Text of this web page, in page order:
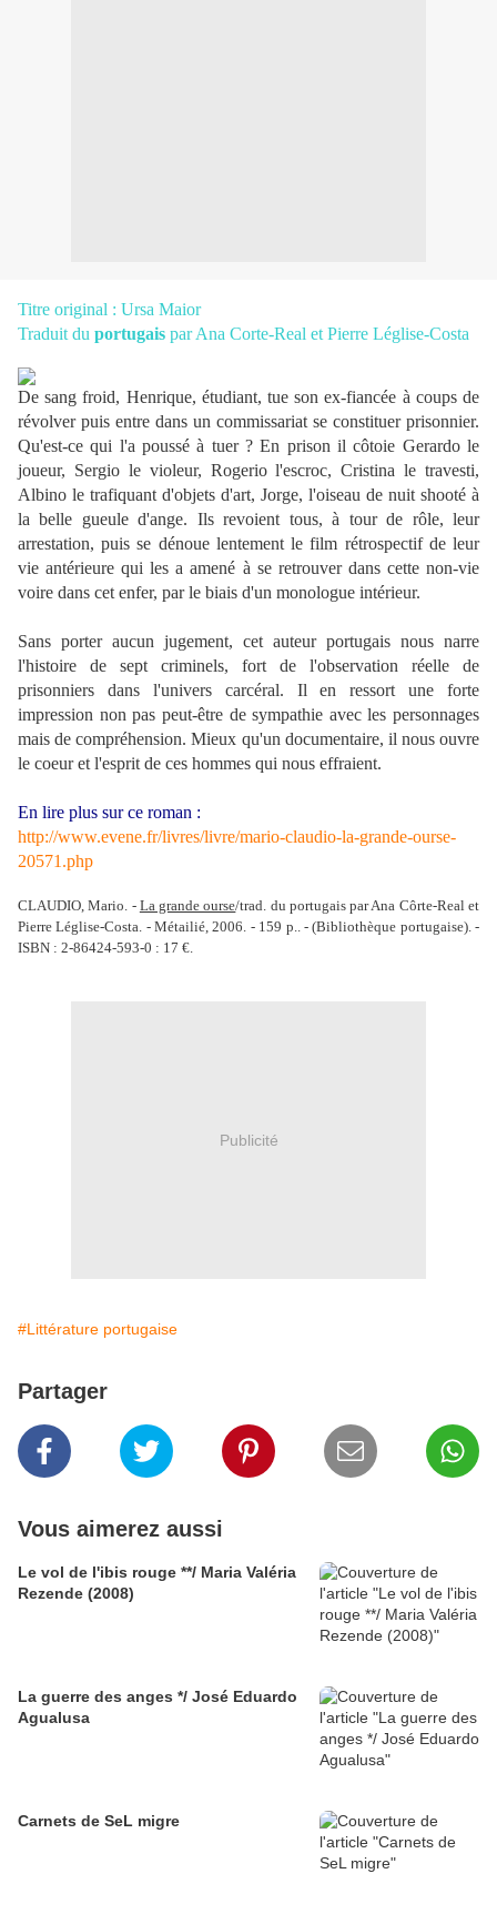
Titre original : Ursa Maior
Traduit du portugais par Ana Corte-Real et Pierre Léglise-Costa
De sang froid, Henrique, étudiant, tue son ex-fiancée à coups de
révolver puis entre dans un commissariat se constituer prisonnier.
Qu'est-ce qui l'a poussé à tuer ? En prison il côtoie Gerardo le
joueur, Sergio le violeur, Rogerio l'escroc, Cristina le travesti,
Albino le trafiquant d'objets d'art, Jorge, l'oiseau de nuit shooté à
la belle gueule d'ange. Ils revoient tous, à tour de rôle, leur
arrestation, puis se dénoue lentement le film rétrospectif de leur
vie antérieure qui les a amené à se retrouver dans cette non-vie
voire dans cet enfer, par le biais d'un monologue intérieur.
Sans porter aucun jugement, cet auteur portugais nous narre
l'histoire de sept criminels, fort de l'observation réelle de
prisonniers dans l'univers carcéral. Il en ressort une forte
impression non pas peut-être de sympathie avec les personnages
mais de compréhension. Mieux qu'un documentaire, il nous ouvre
le coeur et l'esprit de ces hommes qui nous effraient.
En lire plus sur ce roman :
http://www.evene.fr/livres/livre/mario-claudio-la-grande-ourse-
20571.php
CLAUDIO, Mario. - La grande ourse/trad. du portugais par Ana Côrte-Real et
Pierre Léglise-Costa. - Métailié, 2006. - 159 p.. - (Bibliothèque portugaise). -
ISBN : 2-86424-593-0 : 17 €.
Publicité
#Littérature portugaise
Partager
Vous aimerez aussi
Le vol de l'ibis rouge **/ Maria Valéria
Rezende (2008)
La guerre des anges */ José Eduardo
Agualusa
Carnets de SeL migre